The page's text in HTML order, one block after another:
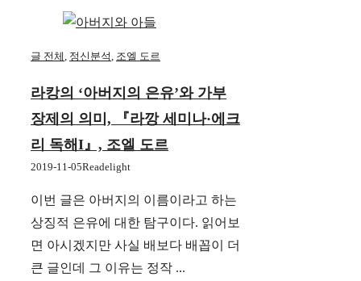
글 전체, 정신분석, 조엘 도르
라캉의 ‘아버지의 은유’와 가부
장제의 의미, 『라깡 세미나·에크
리 독해I』, 조엘 도르
2019-11-05Readelight
이번 글은 아버지의 이름이라고 하는
상징적 은유에 대한 탐구이다. 읽어보
면 아시겠지만 사실 배보다 배꼽이 더
큰 글인데 그 이유는 정작 ...